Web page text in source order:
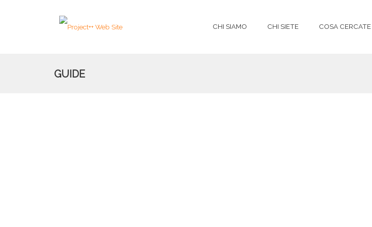
CHI SIAMO CHI SIETE COSA CERCATE
GUIDE